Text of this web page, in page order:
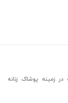
زمینه پوشاک زنانه